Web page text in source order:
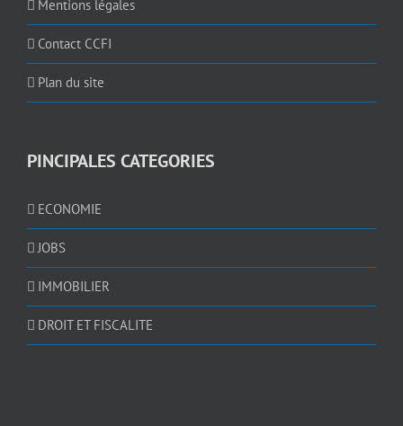
Mentions légales
Contact CCFI
Plan du site
PINCIPALES CATEGORIES
ECONOMIE
JOBS
IMMOBILIER
DROIT ET FISCALITE